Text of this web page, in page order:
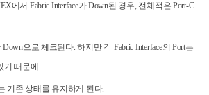
에서 Fabric Interface가 Down된 경우, 전체적은 Port-C
으로 체크된다. 하지만 각 Fabric Interface의 Port는
기 때문에
기존 상태를 유지하게 된다.